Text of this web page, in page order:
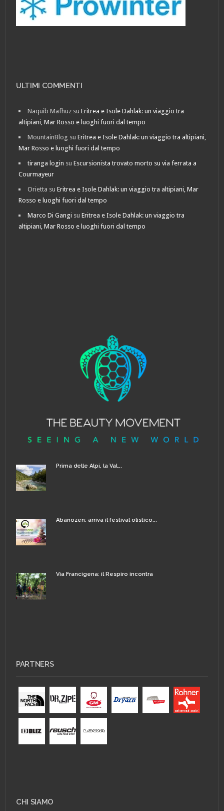
ULTIMI COMMENTI
Naquib Mafhuz suEritrea e Isole Dahlak: un viaggio tra
altipiani, Mar Rosso e luoghi fuori dal tempo
MountainBlog suEritrea e Isole Dahlak: un viaggio tra altipiani,
Mar Rosso e luoghi fuori dal tempo
tiranga login suEscursionista trovato morto su via ferrata a
Courmayeur
Orietta suEritrea e Isole Dahlak: un viaggio tra altipiani, Mar
Rosso e luoghi fuori dal tempo
Marco Di Gangi suEritrea e Isole Dahlak: un viaggio tra
altipiani, Mar Rosso e luoghi fuori dal tempo
Prima delle Alpi, la Val...
Abanozen: arriva il festival olistico...
Via Francigena: il Respiro incontra
PARTNERS
CHI SIAMO